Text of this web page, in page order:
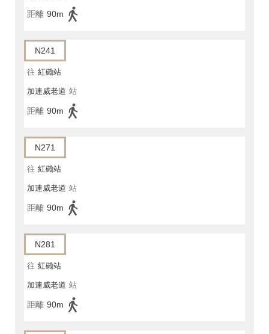
距離 90m
N241
往 紅磡站
加連威老道 站
距離 90m
N271
往 紅磡站
加連威老道 站
距離 90m
N281
往 紅磡站
加連威老道 站
距離 90m